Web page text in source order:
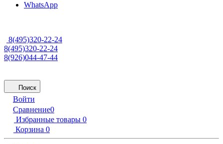
WhatsApp
8(495)320-22-24
8(495)320-22-24
8(926)044-47-44
Поиск
Войти
Сравнение0
Избранные товары 0
Корзина 0